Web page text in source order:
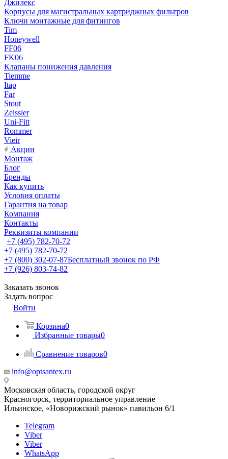
Джилекс
Корпусы для магистральных картриджных фильтров
Ключи монтажные для фитингов
Tim
Honeywell
FF06
FK06
Клапаны понижения давления
Tiemme
Itap
Far
Stout
Zeissler
Uni-Fitt
Rommer
Vieir
Акции
Монтаж
Блог
Бренды
Как купить
Условия оплаты
Гарантия на товар
Компания
Контакты
Реквизиты компании
+7 (495) 782-70-72
+7 (495) 782-70-72
+7 (800) 302-07-87Бесплатный звонок по РФ
+7 (926) 803-74-82
Заказать звонок
Задать вопрос
Войти
Корзина0
Избранные товары0
Сравнение товаров0
info@optsantex.ru
Московская область, городской округ
Красногорск, территориальное управление
Ильинское, «Новорижский рынок» павильон 6/1
Telegram
Viber
Viber
WhatsApp